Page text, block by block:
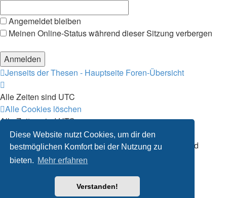
Diese Website nutzt Cookies, um dir den
bestmöglichen Komfort bei der Nutzung zu
bieten. Mehr erfahren
Verstanden!
Angemeldet bleiben
Meinen Online-Status während dieser Sitzung verbergen
Jenseits der Thesen - Hauptseite Foren-Übersicht
Alle Zeiten sind UTC
Alle Cookies löschen
Alle Zeiten sindUTC
Alle Cookies löschen
Powered byphpBB® Forum Software © phpBB Limited
Deutsche Übersetzung durch